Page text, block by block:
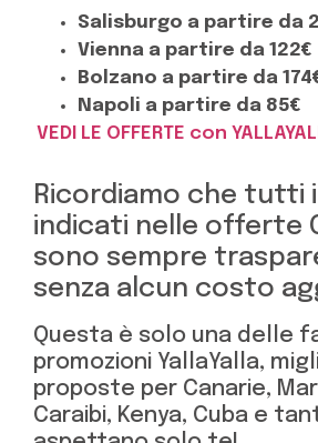
Salisburgo a partire da
Vienna a partire da 122€
Bolzano a partire da
Napoli a partire da 85€
VEDI LE OFFERTE con
Ricordiamo che tutti
indicati nelle offerte
sono sempre
senza alcun costo
Questa è solo una delle
promozioni YallaYalla,
proposte per Canarie,
Caraibi, Kenya, Cuba e